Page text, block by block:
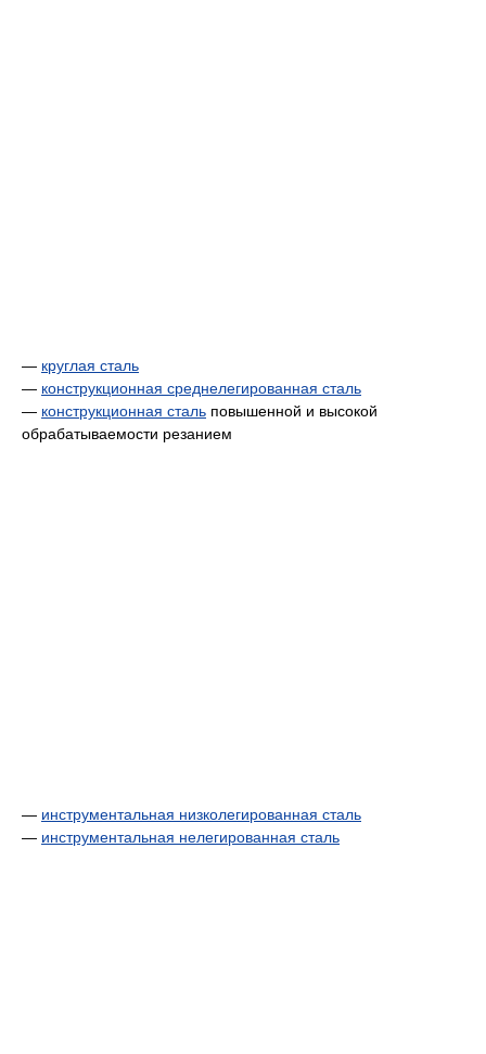
— круглая сталь
— конструкционная среднелегированная сталь
— конструкционная сталь повышенной и высокой
обрабатываемости резанием
— инструментальная низколегированная сталь
— инструментальная нелегированная сталь